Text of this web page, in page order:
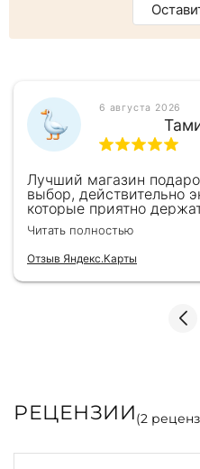
6 августа 2026
Лучший магазин
выбор, действительно
которые приятно
здесь уже второй раз
всегда всё безупречно
консультантами до
Однозначно рекомендую
Читать полностью
Отзыв Яндекс.Карты
РЕЦЕНЗИИ(2